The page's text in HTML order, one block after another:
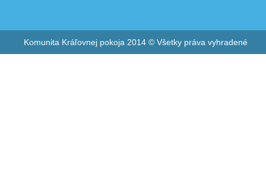
Komunita Kráľovnej pokoja 2014 © Všetky práva vyhradené